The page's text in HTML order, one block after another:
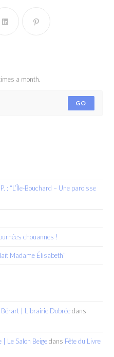
a month.
GO
: “L’Île-Bouchard – Une paroisse
chouannes !
Madame Élisabeth”
| Librairie Dobréedans
Le Salon Beigedans Fête du Livre